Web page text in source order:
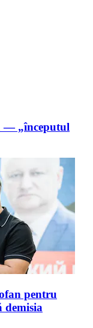
— „începutul
pentru